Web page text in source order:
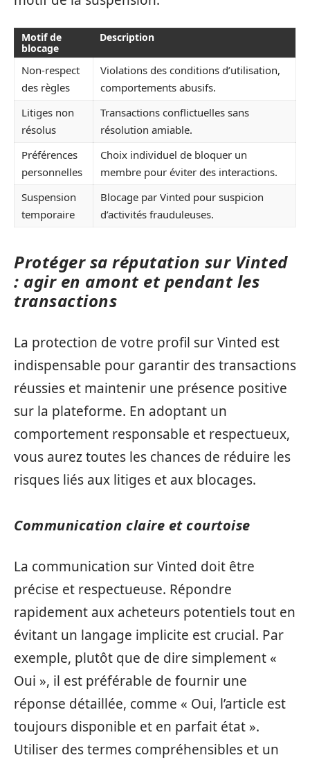
Motif de
blocage
Description
Non-respect
des règles
Violations des conditions d’utilisation,
comportements abusifs.
Litiges non
résolus
Transactions conflictuelles sans
résolution amiable.
Préférences
personnelles
Choix individuel de bloquer un
membre pour éviter des interactions.
Suspension
temporaire
Blocage par Vinted pour suspicion
d’activités frauduleuses.
Protéger sa réputation sur Vinted
: agir en amont et pendant les
transactions
La protection de votre profil sur Vinted est
indispensable pour garantir des transactions
réussies et maintenir une présence positive
sur la plateforme. En adoptant un
comportement responsable et respectueux,
vous aurez toutes les chances de réduire les
risques liés aux litiges et aux blocages.
Communication claire et courtoise
La communication sur Vinted doit être
précise et respectueuse. Répondre
rapidement aux acheteurs potentiels tout en
évitant un langage implicite est crucial. Par
exemple, plutôt que de dire simplement «
Oui », il est préférable de fournir une
réponse détaillée, comme « Oui, l’article est
toujours disponible et en parfait état ».
Utiliser des termes compréhensibles et un